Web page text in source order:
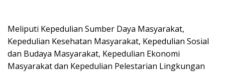
Meliputi Kepedulian Sumber Daya Masyarakat,
Kepedulian Kesehatan Masyarakat, Kepedulian Sosial
dan Budaya Masyarakat, Kepedulian Ekonomi
Masyarakat dan Kepedulian Pelestarian Lingkungan